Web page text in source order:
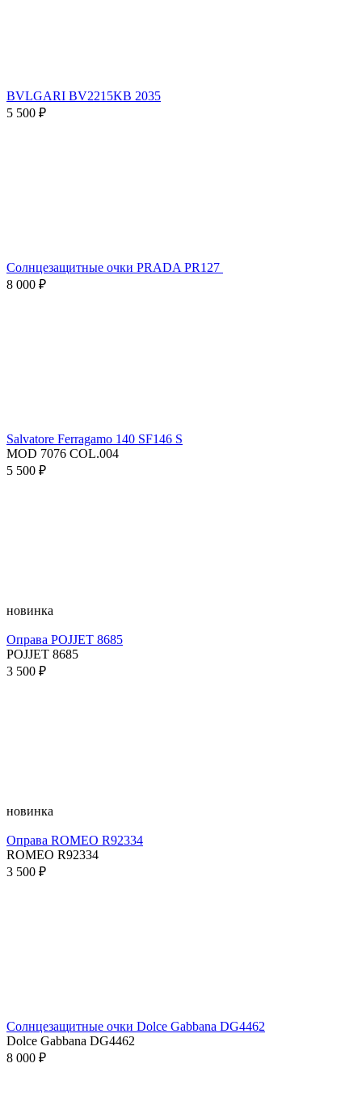
BVLGARI BV2215KB 2035
5 500 ₽
Солнцезащитные очки PRADA PR127
8 000 ₽
Salvatore Ferragamo 140 SF146 S
MOD 7076 COL.004
5 500 ₽
новинка
Оправа POJJET 8685
POJJET 8685
3 500 ₽
новинка
Оправа ROMEO R92334
ROMEO R92334
3 500 ₽
Солнцезащитные очки Dolce Gabbana DG4462
Dolce Gabbana DG4462
8 000 ₽